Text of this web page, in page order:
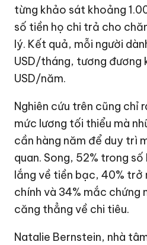
từng khảo sát khoảng
số tiền họ chi trả cho
lý. Kết quả, mỗi người
USD/tháng, tương đương
USD/năm.
Nghiên cứu trên cũng chỉ
mức lương tối thiểu mà
cần hàng năm để duy trì
quan. Song, 52% trong
lắng về tiền bạc, 40%
chính và 34% mắc chứng
căng thẳng về chi tiêu.
Natalie Bernstein, nhà